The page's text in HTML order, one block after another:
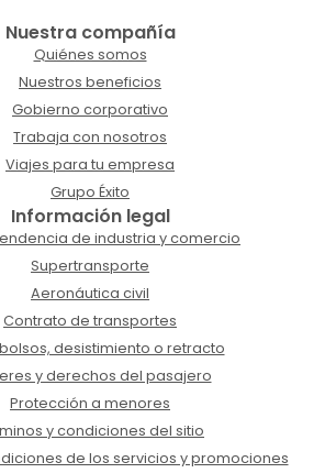
Nuestra compañía
Quiénes somos
Nuestros beneficios
Gobierno corporativo
Trabaja con nosotros
Viajes para tu empresa
Grupo Éxito
Información legal
de industria y comercio
Supertransporte
Aeronáutica civil
Contrato de transportes
desistimiento o retracto
y derechos del pasajero
Protección a menores
y condiciones del sitio
de los servicios y promociones